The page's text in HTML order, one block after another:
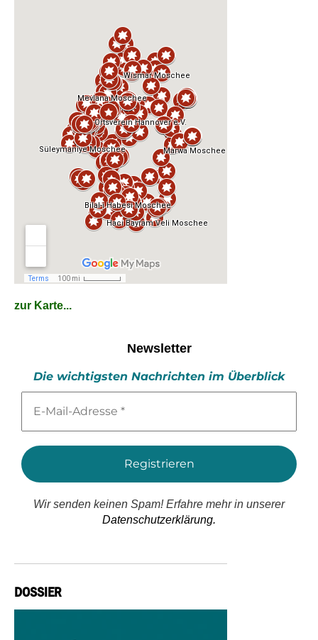
zur Karte...
Newsletter
Die wichtigsten Nachrichten im Überblick
Mail-
*
Wir senden keinen Spam! Erfahre mehr in unserer
Datenschutzerklärung.
DOSSIER